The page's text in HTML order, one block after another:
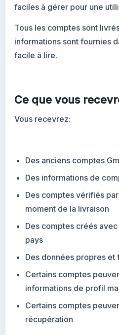
faciles à gérer pour une
Tous les comptes sont
informations sont fournies
facile à lire.
Ce que vous
Vous recevrez:
Des anciens comptes
Des informations de
Des comptes vérifiés
moment de la livraison
Des comptes créés
pays
Des données propres et
Certains comptes
informations de profil
Certains comptes
récupération